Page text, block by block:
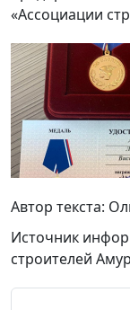
«Ассоциации
Автор текста:
Источник
строителей